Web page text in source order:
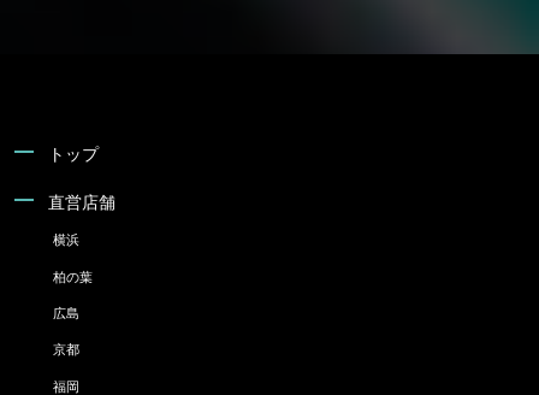
トップ
直営店舗
横浜
柏の葉
広島
京都
福岡